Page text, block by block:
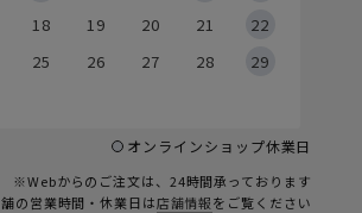
18 19 20 21
22
25 26 27 28
29
オンラインショップ休業日
※Webからのご注文は、24時間承っております
の営業時間・休業日は店舗情報をご覧ください